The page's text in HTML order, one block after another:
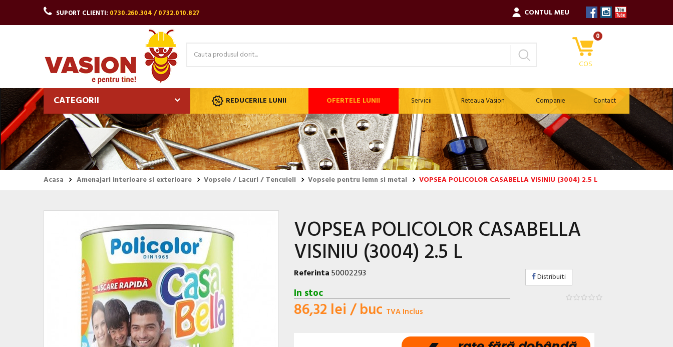
SUPORT CLIENTI: 0730.260.304 / 0732.010.827 CONTUL MEU
0
COS
CATEGORII REDUCERILE LUNII OFERTELE LUNII Servicii Reteaua Vasion Companie Contact
Acasa Amenajari interioare si exterioare Vopsele / Lacuri / Tencuieli Vopsele pentru lemn si metal VOPSEA POLICOLOR CASABELLA VISINIU (3004) 2.5 L
VOPSEA POLICOLOR CASABELLA
VISINIU (3004) 2.5 L
Referinta50002293
In stoc
86,32 lei / buc TVA Inclus
Distribuiti